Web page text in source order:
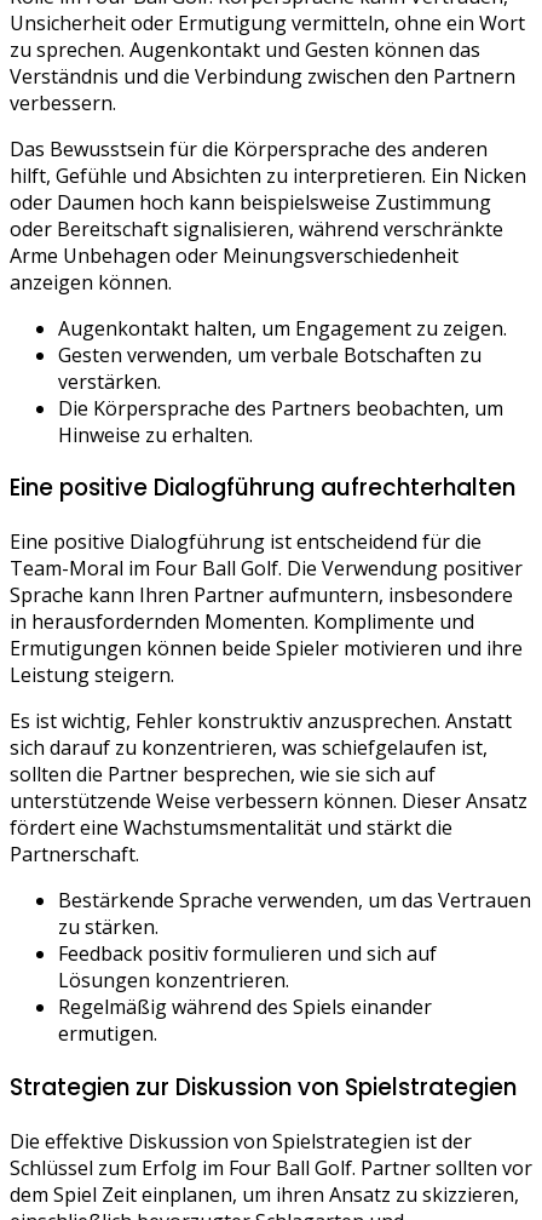
Unsicherheit oder Ermutigung vermitteln, ohne ein Wort
zu sprechen. Augenkontakt und Gesten können das
Verständnis und die Verbindung zwischen den Partnern
verbessern.
Das Bewusstsein für die Körpersprache des anderen
hilft, Gefühle und Absichten zu interpretieren. Ein Nicken
oder Daumen hoch kann beispielsweise Zustimmung
oder Bereitschaft signalisieren, während verschränkte
Arme Unbehagen oder Meinungsverschiedenheit
anzeigen können.
Augenkontakt halten, um Engagement zu zeigen.
Gesten verwenden, um verbale Botschaften zu
verstärken.
Die Körpersprache des Partners beobachten, um
Hinweise zu erhalten.
Eine positive Dialogführung aufrechterhalten
Eine positive Dialogführung ist entscheidend für die
Team-Moral im Four Ball Golf. Die Verwendung positiver
Sprache kann Ihren Partner aufmuntern, insbesondere
in herausfordernden Momenten. Komplimente und
Ermutigungen können beide Spieler motivieren und ihre
Leistung steigern.
Es ist wichtig, Fehler konstruktiv anzusprechen. Anstatt
sich darauf zu konzentrieren, was schiefgelaufen ist,
sollten die Partner besprechen, wie sie sich auf
unterstützende Weise verbessern können. Dieser Ansatz
fördert eine Wachstumsmentalität und stärkt die
Partnerschaft.
Bestärkende Sprache verwenden, um das Vertrauen
zu stärken.
Feedback positiv formulieren und sich auf
Lösungen konzentrieren.
Regelmäßig während des Spiels einander
ermutigen.
Strategien zur Diskussion von Spielstrategien
Die effektive Diskussion von Spielstrategien ist der
Schlüssel zum Erfolg im Four Ball Golf. Partner sollten vor
dem Spiel Zeit einplanen, um ihren Ansatz zu skizzieren,